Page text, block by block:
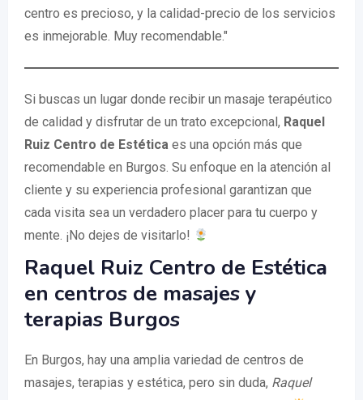
centro es precioso, y la calidad-precio de los servicios
es inmejorable. Muy recomendable."
Si buscas un lugar donde recibir un masaje terapéutico
de calidad y disfrutar de un trato excepcional, Raquel
Ruiz Centro de Estética es una opción más que
recomendable en Burgos. Su enfoque en la atención al
cliente y su experiencia profesional garantizan que
cada visita sea un verdadero placer para tu cuerpo y
mente. ¡No dejes de visitarlo!
Raquel Ruiz Centro de Estética
en centros de masajes y
terapias Burgos
En Burgos, hay una amplia variedad de centros de
masajes, terapias y estética, pero sin duda, Raquel